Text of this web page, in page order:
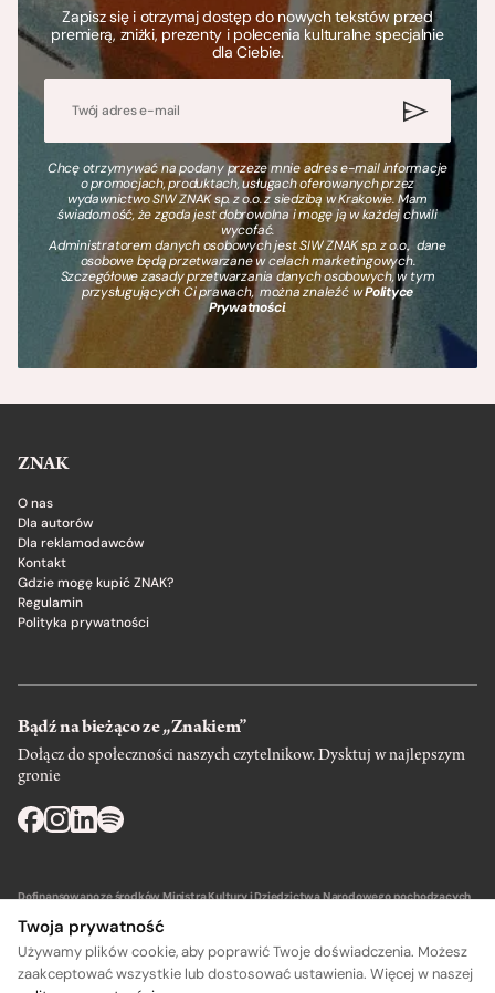
Zapisz się i otrzymaj dostęp do nowych tekstów przed
premierą, zniżki, prezenty i polecenia kulturalne specjalnie
dla Ciebie.
Chcę otrzymywać na podany przeze mnie adres e-mail informacje
o promocjach, produktach, usługach oferowanych przez
wydawnictwo SIW ZNAK sp. z o.o. z siedzibą w Krakowie. Mam
świadomość, że zgoda jest dobrowolna i mogę ją w każdej chwili
wycofać.
Administratorem danych osobowych jest SIW ZNAK sp. z o.o., dane
osobowe będą przetwarzane w celach marketingowych.
Szczegółowe zasady przetwarzania danych osobowych, w tym
przysługujących Ci prawach, można znaleźć wPolityce
Prywatności.
ZNAK
O nas
Dla autorów
Dla reklamodawców
Kontakt
Gdzie mogę kupić ZNAK?
Regulamin
Polityka prywatności
Bądź na bieżąco ze „Znakiem”
Dołącz do społeczności naszych czytelnikow. Dysktuj w najlepszym
gronie
Dofinansowano ze środków Ministra Kultury i Dziedzictwa Narodowego pochodzących
Twoja prywatność
Używamy plików cookie, aby poprawić Twoje doświadczenia. Możesz
zaakceptować wszystkie lub dostosować ustawienia. Więcej w naszej